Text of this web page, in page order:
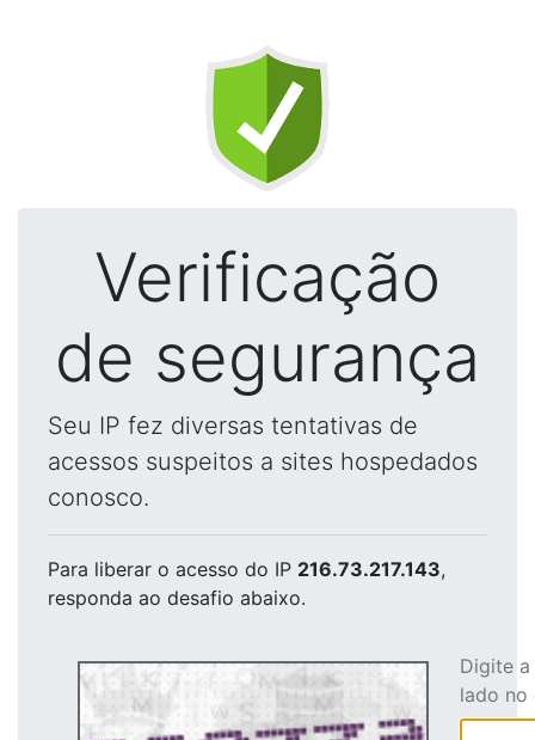
Verificação
de segurança
Seu IP fez diversas tentativas de
acessos suspeitos a sites hospedados
conosco.
Para liberar o acesso do IP 216.73.217.143,
responda ao desafio abaixo.
Digite
lado no